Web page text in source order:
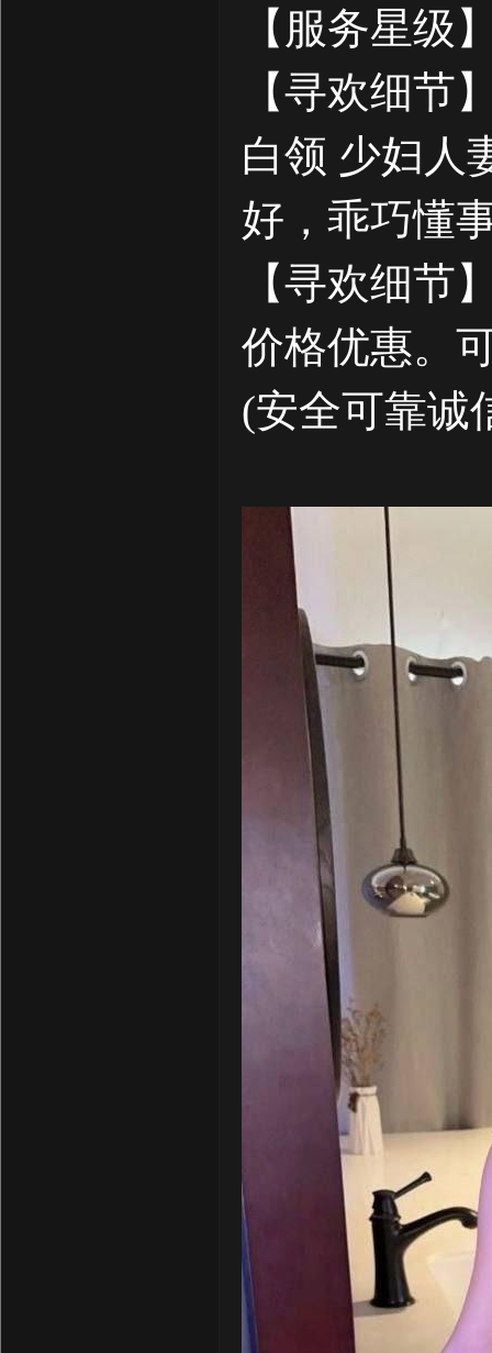
【服务星
【寻欢细节
白领 少妇人
好，乖巧懂
【寻欢细节
价格优惠。
(安全可靠诚